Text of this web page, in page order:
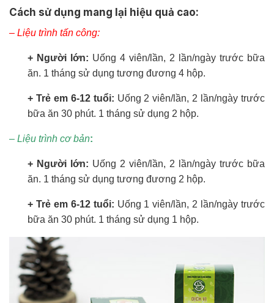
Cách sử dụng mang lại hiệu quả cao:
– Liệu trình tấn công:
+ Người lớn: Uống 4 viên/lần, 2 lần/ngày trước bữa
ăn. 1 tháng sử dụng tương đương 4 hộp.
+ Trẻ em 6-12 tuổi: Uống 2 viên/lần, 2 lần/ngày trước
bữa ăn 30 phút. 1 tháng sử dụng 2 hộp.
– Liệu trình cơ bản:
+ Người lớn: Uống 2 viên/lần, 2 lần/ngày trước bữa
ăn. 1 tháng sử dụng tương đương 2 hộp.
+ Trẻ em 6-12 tuổi: Uống 1 viên/lần, 2 lần/ngày trước
bữa ăn 30 phút. 1 tháng sử dụng 1 hộp.